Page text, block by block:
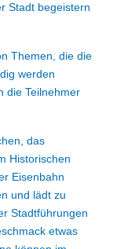
Stadt begeistern
Themen, die die
werden
die Teilnehmer
das
Historischen
Eisenbahn
und lädt zu
Stadtführungen
etwas